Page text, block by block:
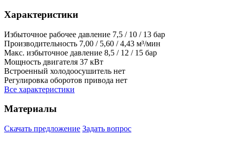
Характеристики
Избыточное рабочее давление 7,5 / 10 / 13 бар
Производительность 7,00 / 5,60 / 4,43 м³/мин
Макс. избыточное давление 8,5 / 12 / 15 бар
Мощность двигателя 37 кВт
Встроенный холодоосушитель нет
Регулировка оборотов привода нет
Все характеристики
Материалы
Скачать предложение Задать вопрос